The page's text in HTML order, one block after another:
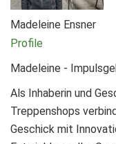
Madeleine Ensner
Profile
Madeleine -
Als Inhaberin und
Treppenshops
Geschick mit